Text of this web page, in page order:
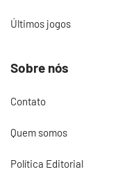
Últimos jogos
Sobre nós
Contato
Quem somos
Política Editorial